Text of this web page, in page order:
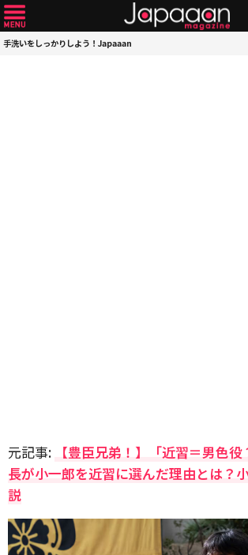
手洗いをしっかりしよう！Japaaan
元記事: 【豊臣兄弟！】「近習＝男色
長が小一郎を近習に選んだ理由とは？
説